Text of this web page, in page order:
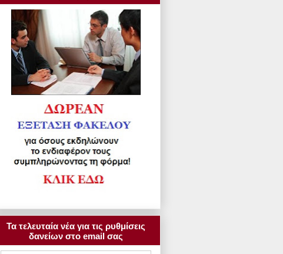
Τα τελευταία νέα για τις ρυθμίσεις
δανείων στο email σας